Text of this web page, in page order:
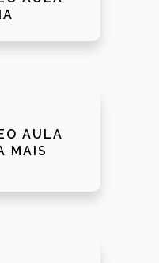
AULA
MAIS